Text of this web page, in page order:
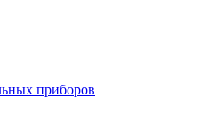
приборов